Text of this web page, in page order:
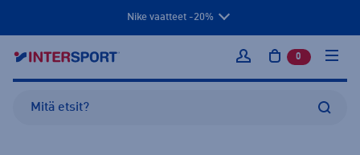
Nike vaatteet -20%
Kirjaudu sisään
0 tuotetta